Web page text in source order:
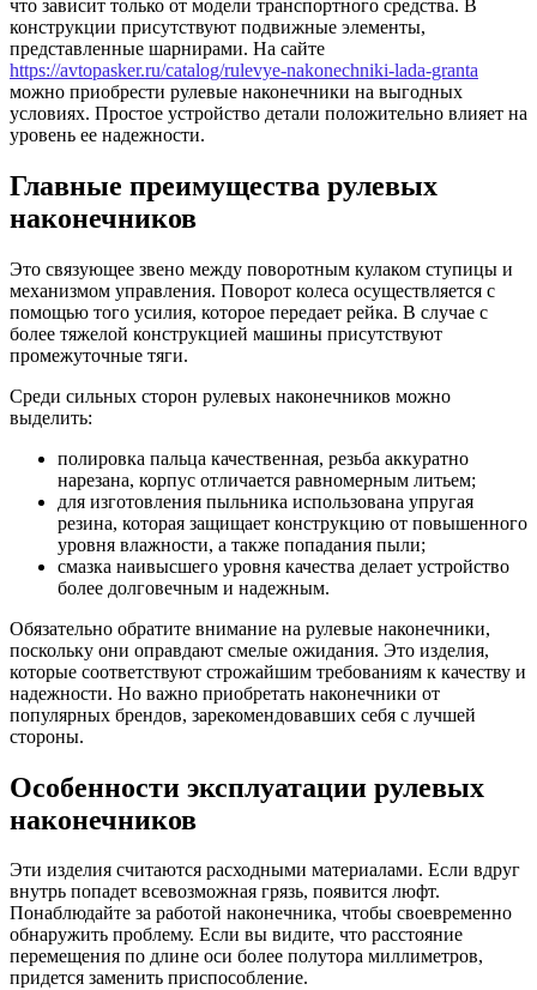
что зависит только от модели транспортного средства. В
конструкции присутствуют подвижные элементы,
представленные шарнирами. На сайте
https://avtopasker.ru/catalog/rulevye-nakonechniki-lada-granta
можно приобрести рулевые наконечники на выгодных
условиях. Простое устройство детали положительно влияет на
уровень ее надежности.
Главные преимущества рулевых
наконечников
Это связующее звено между поворотным кулаком ступицы и
механизмом управления. Поворот колеса осуществляется с
помощью того усилия, которое передает рейка. В случае с
более тяжелой конструкцией машины присутствуют
промежуточные тяги.
Среди сильных сторон рулевых наконечников можно
выделить:
полировка пальца качественная, резьба аккуратно
нарезана, корпус отличается равномерным литьем;
для изготовления пыльника использована упругая
резина, которая защищает конструкцию от повышенного
уровня влажности, а также попадания пыли;
смазка наивысшего уровня качества делает устройство
более долговечным и надежным.
Обязательно обратите внимание на рулевые наконечники,
поскольку они оправдают смелые ожидания. Это изделия,
которые соответствуют строжайшим требованиям к качеству и
надежности. Но важно приобретать наконечники от
популярных брендов, зарекомендовавших себя с лучшей
стороны.
Особенности эксплуатации рулевых
наконечников
Эти изделия считаются расходными материалами. Если вдруг
внутрь попадет всевозможная грязь, появится люфт.
Понаблюдайте за работой наконечника, чтобы своевременно
обнаружить проблему. Если вы видите, что расстояние
перемещения по длине оси более полутора миллиметров,
придется заменить приспособление.